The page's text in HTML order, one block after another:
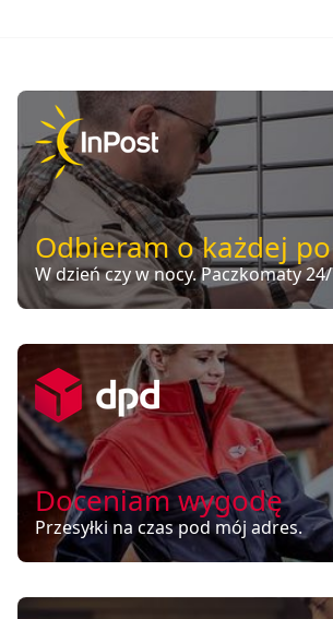
Odbieram o każdej
W dzień czy w nocy. Paczkomaty
Doceniam wygodę
Przesyłki na czas pod mój adres.